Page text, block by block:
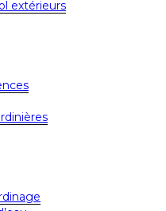
extérieurs